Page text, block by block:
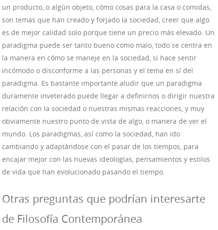
un producto, o algún objeto, cómo cosas para la casa o comidas,
son temas que han creado y forjado la sociedad, creer que algo
es de mejor calidad solo porque tiene un precio más elevado. Un
paradigma puede ser tanto bueno como malo, todo se centra en
la manera en cómo se maneje en la sociedad, si hace sentir
incómodo o disconforme a las personas y el tema en sí del
paradigma. Es bastante importante aludir que un paradigma
duramente inveterado puede llegar a definirnos o dirigir nuestra
relación con la sociedad o nuestras mismas reacciones, y muy
obviamente nuestro punto de vista de algo, o manera de ver el
mundo. Los paradigmas, así como la sociedad, han ido
cambiando y adaptándose con el pasar de los tiempos, para
encajar mejor con las nuevas ideologías, pensamientos y estilos
de vida que han evolucionado pasando el tiempo.
Otras preguntas que podrían interesarte
de Filosofía Contemporánea